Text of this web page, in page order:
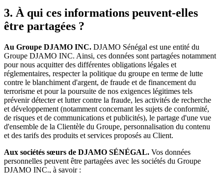
3. À qui ces informations peuvent-elles
être partagées ?
Au Groupe DJAMO INC. DJAMO Sénégal est une entité du
Groupe DJAMO INC. Ainsi, ces données sont partagées notamment
pour nous acquitter des différentes obligations légales et
réglementaires, respecter la politique du groupe en terme de lutte
contre le blanchiment d'argent, de fraude et de financement du
terrorisme et pour la poursuite de nos exigences légitimes tels
prévenir détecter et lutter contre la fraude, les activités de recherche
et développement (notamment concernant les sujets de conformité,
de risques et de communications et publicités), le partage d'une vue
d'ensemble de la Clientèle du Groupe, personnalisation du contenu
et des tarifs des produits et services proposés au Client.
Aux sociétés sœurs de DJAMO SÉNÉGAL. Vos données
personnelles peuvent être partagées avec les sociétés du Groupe
DJAMO INC., à savoir :